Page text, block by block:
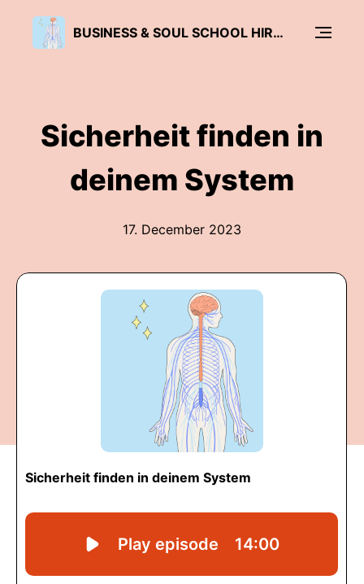
BUSINESS & SOUL SCHOOL HIRN & NERVENSYSTEM-INTEGRATION | NEUROSENSORISCHE ÜBUNGEN
Sicherheit finden in
deinem System
17. December 2023